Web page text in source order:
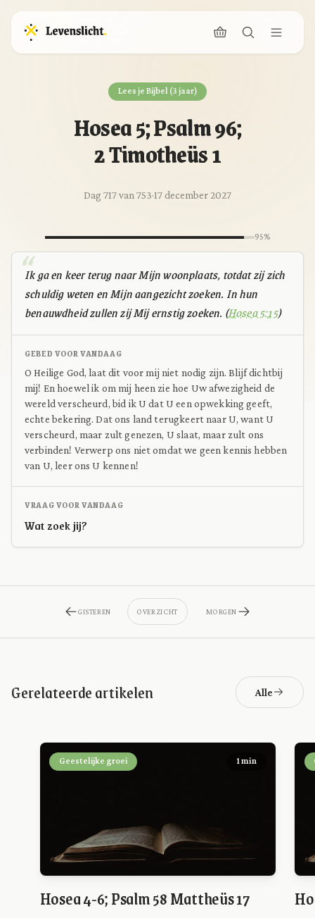
Lees je Bijbel (3 jaar)
Hosea 5; Psalm 96;
2 Timotheüs 1
Dag 717 van 753·17 december 2027
95%
Ik ga en keer terug naar Mijn woonplaats, totdat zij zich
schuldig weten en Mijn aangezicht zoeken. In hun
benauwdheid zullen zij Mij ernstig zoeken. (Hosea 5:15)
GEBED VOOR VANDAAG
O Heilige God, laat dit voor mij niet nodig zijn. Blijf dichtbij
mij! En hoewel ik om mij heen zie hoe Uw afwezigheid de
wereld verscheurd, bid ik U dat U een opwekking geeft,
echte bekering. Dat ons land terugkeert naar U, want U
verscheurd, maar zult genezen, U slaat, maar zult ons
verbinden! Verwerp ons niet omdat we geen kennis hebben
van U, leer ons U kennen!
VRAAG VOOR VANDAAG
Wat zoek jij?
GISTEREN OVERZICHT MORGEN
Gerelateerde artikelen Alle
Geestelijke groei 1 min
Hosea 4-6; Psalm 58 Mattheüs 17